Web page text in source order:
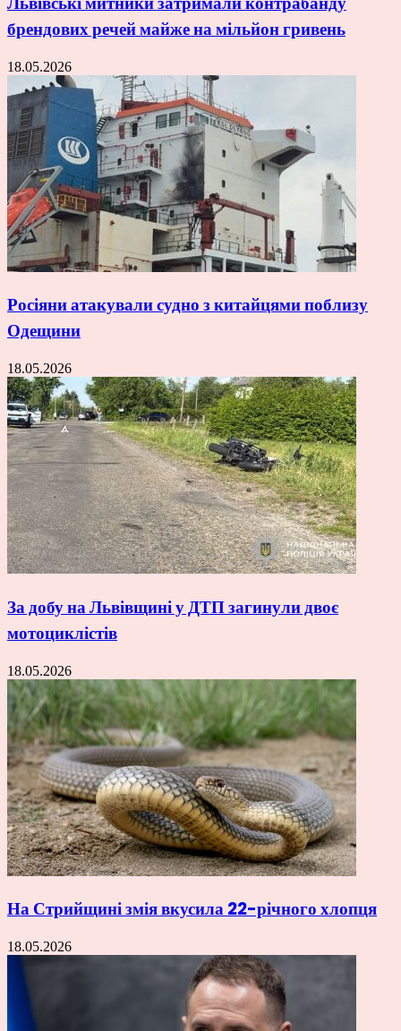
брендових речей майже на мільйон гривень
18.05.2026
Росіяни атакували судно з китайцями поблизу
Одещини
18.05.2026
За добу на Львівщині у ДТП загинули двоє
мотоциклістів
18.05.2026
На Стрийщині змія вкусила 22-річного хлопця
18.05.2026